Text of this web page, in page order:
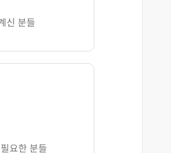
신 분들
요한 분들